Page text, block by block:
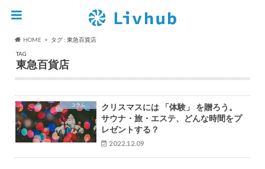
HOME
タグ : 東急百貨店
TAG
東急百貨店
コラム
クリスマスには 「体験」 を贈ろう。
サウナ・旅・エステ、どんな時間をプ
レゼントする？
2022.12.09